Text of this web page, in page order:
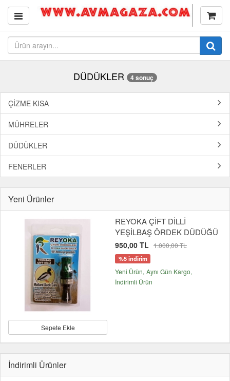
DÜDÜKLER 4 sonuç
ÇİZME KISA
MÜHRELER
DÜDÜKLER
FENERLER
Yeni Ürünler
Sepete Ekle
REYOKA ÇİFT DİLLİ
YEŞİLBAŞ ÖRDEK DÜDÜĞÜ
950,00 TL 1.000,00 TL
%5 indirim
Yeni Ürün Aynı Gün Kargo
İndirimli Ürün
İndirimli Ürünler